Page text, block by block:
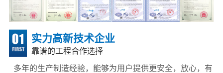
实力高新技术企业
靠谱的工程合作选择
多年的生产制造经验，能够为用户提供更安全，放心，有